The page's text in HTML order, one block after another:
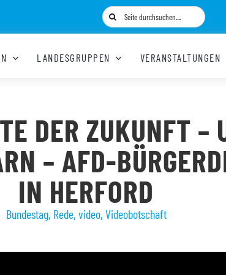
Suche
nach:
LANDESGRUPPEN VERANSTALTUNGEN
DER ZUKUNFT –
– AFD-
IN HERFORD
Bundestag, Rede, video, Videobotschaft